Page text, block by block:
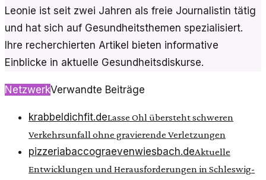
Leonie ist seit zwei Jahren als freie Journalistin tätig
und hat sich auf Gesundheitsthemen spezialisiert.
Ihre recherchierten Artikel bieten informative
Einblicke in aktuelle Gesundheitsdiskurse.
NetzwerkVerwandte Beiträge
krabbeldichfit.deLasse Ohl übersteht schweren
Verkehrsunfall ohne gravierende Verletzungen
pizzeriabaccograevenwiesbach.deAktuelle
Entwicklungen und Herausforderungen in Schleswig-